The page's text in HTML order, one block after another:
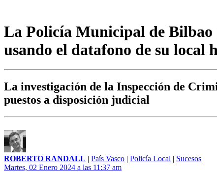
La Policía Municipal de Bilbao
usando el datafono de su local
La investigación de la Inspección de
puestos a disposición judicial
ROBERTO RANDALL | País Vasco | Policía Local | Sucesos
Martes, 02 Enero 2024 a las 11:37 am